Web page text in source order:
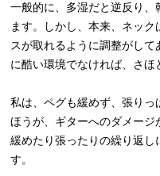
一般的に、多湿だと逆反り
ます。しかし、本来、ネッ
スが取れるように調整がし
に酷い環境でなければ、さほ
私は、ペグも緩めず、張り
ほうが、ギターへのダメー
緩めたり張ったりの繰り返
す。